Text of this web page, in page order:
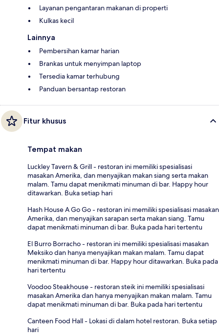
Layanan pengantaran makanan di properti
Kulkas kecil
Lainnya
Pembersihan kamar harian
Brankas untuk menyimpan laptop
Tersedia kamar terhubung
Panduan bersantap restoran
Fitur khusus
Tempat makan
Luckley Tavern & Grill - restoran ini memiliki spesialisasi
masakan Amerika, dan menyajikan makan siang serta makan
malam. Tamu dapat menikmati minuman di bar. Happy hour
ditawarkan. Buka setiap hari
Hash House A Go Go - restoran ini memiliki spesialisasi masakan
Amerika, dan menyajikan sarapan serta makan siang. Tamu
dapat menikmati minuman di bar. Buka pada hari tertentu
El Burro Borracho - restoran ini memiliki spesialisasi masakan
Meksiko dan hanya menyajikan makan malam. Tamu dapat
menikmati minuman di bar. Happy hour ditawarkan. Buka pada
hari tertentu
Voodoo Steakhouse - restoran steik ini memiliki spesialisasi
masakan Amerika dan hanya menyajikan makan malam. Tamu
dapat menikmati minuman di bar. Buka pada hari tertentu
Canteen Food Hall - Lokasi di dalam hotel restoran. Buka setiap
hari